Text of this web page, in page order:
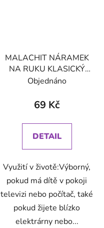
MALACHIT NÁRAMEK
NA RUKU KLASICKÝ
(UNISEX)
Objednáno
69 Kč
DETAIL
Využití v životě:Výborný,
pokud má dítě v pokoji
televizi nebo počítač, také
pokud žijete blízko
elektrárny nebo...